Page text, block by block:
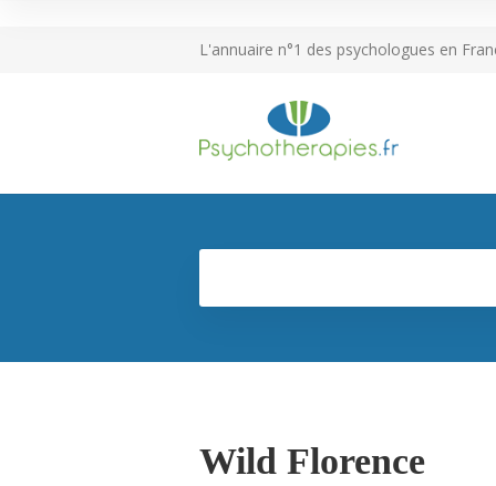
L'annuaire n°1 des psychologues en
Wild Florence